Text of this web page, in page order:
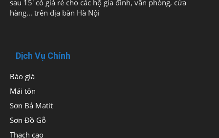
sau 15' có giá rẻ cho các hộ gia đình, văn phòng, cửa
hàng... trên địa bàn Hà Nội
Dịch Vụ Chính
Báo giá
Mái tôn
Sơn Bả Matit
Sơn Đồ Gỗ
Thạch cao